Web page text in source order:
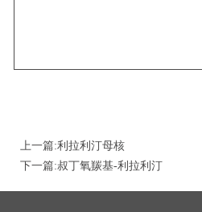
上一篇:利拉利汀母核
下一篇:叔丁氧羰基-利拉利汀